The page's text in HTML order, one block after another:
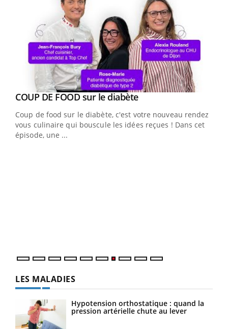
Youtube
COUP DE FOOD sur le diabèteYoutube
Coup de food sur le diabète, c'est votre nouveau rendez-
vous culinaire qui bouscule les idées reçues ! Dans cet
épisode, une ...
LES MALADIES
Hypotension orthostatique : quand la
pression artérielle chute au lever